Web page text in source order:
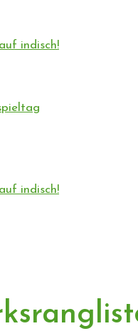
indisch!
indisch!